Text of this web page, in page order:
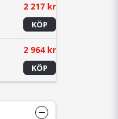
2 217 kr
KÖP
2 964 kr
KÖP